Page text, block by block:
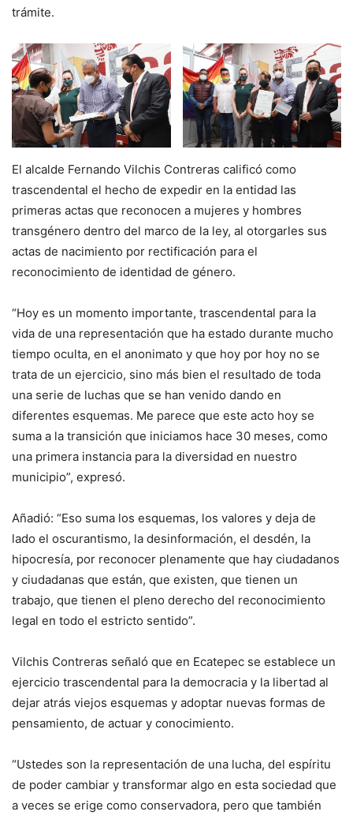
trámite.
El alcalde Fernando Vilchis Contreras calificó como
trascendental el hecho de expedir en la entidad las
primeras actas que reconocen a mujeres y hombres
transgénero dentro del marco de la ley, al otorgarles sus
actas de nacimiento por rectificación para el
reconocimiento de identidad de género.
“Hoy es un momento importante, trascendental para la
vida de una representación que ha estado durante mucho
tiempo oculta, en el anonimato y que hoy por hoy no se
trata de un ejercicio, sino más bien el resultado de toda
una serie de luchas que se han venido dando en
diferentes esquemas. Me parece que este acto hoy se
suma a la transición que iniciamos hace 30 meses, como
una primera instancia para la diversidad en nuestro
municipio”, expresó.
Añadió: “Eso suma los esquemas, los valores y deja de
lado el oscurantismo, la desinformación, el desdén, la
hipocresía, por reconocer plenamente que hay ciudadanos
y ciudadanas que están, que existen, que tienen un
trabajo, que tienen el pleno derecho del reconocimiento
legal en todo el estricto sentido”.
Vilchis Contreras señaló que en Ecatepec se establece un
ejercicio trascendental para la democracia y la libertad al
dejar atrás viejos esquemas y adoptar nuevas formas de
pensamiento, de actuar y conocimiento.
“Ustedes son la representación de una lucha, del espíritu
de poder cambiar y transformar algo en esta sociedad que
a veces se erige como conservadora, pero que también